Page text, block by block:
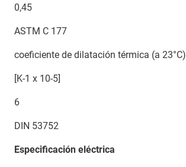
0,45
ASTM C 177
coeficiente de dilatación térmica (a 23°C)
[K-1 x 10-5]
6
DIN 53752
Especificación eléctrica